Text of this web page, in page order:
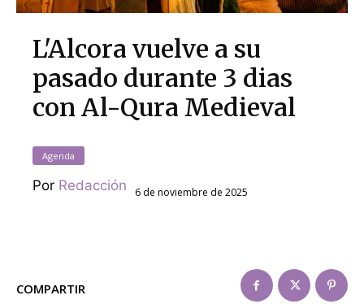
L'Alcora vuelve a su
pasado durante 3 dias
con Al-Qura Medieval
Agenda
Por Redacción 6 de noviembre de 2025
COMPARTIR